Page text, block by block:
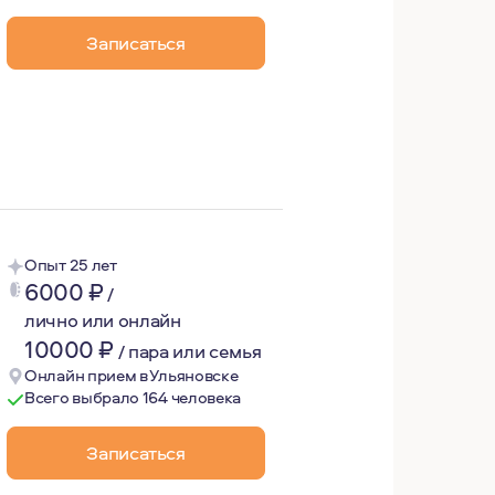
Записаться
ориентированный
Опыт 25 лет
6000₽/
лично или онлайн
10000₽ /пара или семья
Онлайн прием в Ульяновске
Всего выбрало 164 человека
Записаться